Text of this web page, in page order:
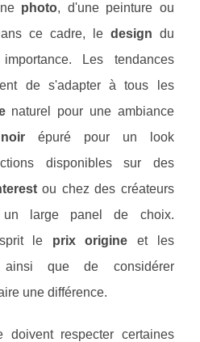
photo, d'une peinture ou
ce cadre, le design du
Les tendances
de s'adapter à tous les
naturel pour une ambiance
noir épuré pour un look
disponibles sur des
ou chez des créateurs
large panel de choix.
le prix origine et les
ainsi que de considérer
une différence.
doivent respecter certaines